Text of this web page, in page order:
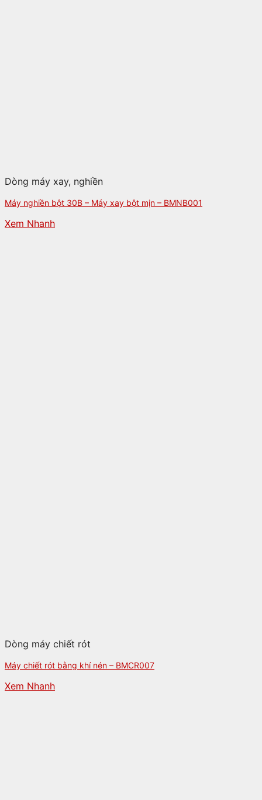
Dòng máy xay, nghiền
Máy nghiền bột 30B – Máy xay bột mịn – BMNB001
Xem Nhanh
Dòng máy chiết rót
Máy chiết rót bằng khí nén – BMCR007
Xem Nhanh